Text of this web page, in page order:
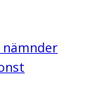
nämnder